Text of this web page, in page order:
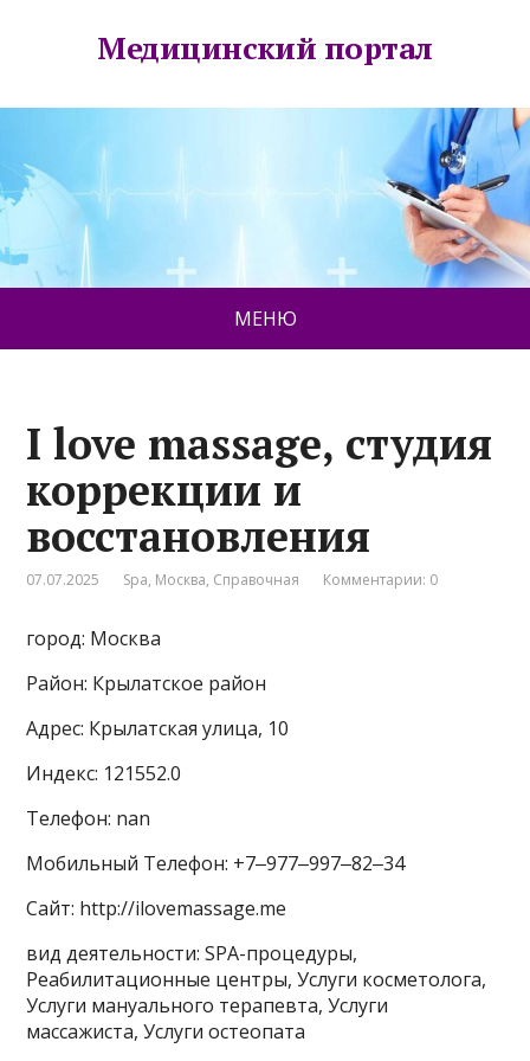
Медицинский портал
МЕНЮ
I love massage, студия
коррекции и
восстановления
07.07.2025 Spa, Москва, Справочная Комментарии: 0
город: Москва
Район: Крылатское район
Адрес: Крылатская улица, 10
Индекс: 121552.0
Телефон: nan
Мобильный Телефон: +7‒977‒997‒82‒34
Сайт: http://ilovemassage.me
вид деятельности: SPA-процедуры,
Реабилитационные центры, Услуги косметолога,
Услуги мануального терапевта, Услуги
массажиста, Услуги остеопата